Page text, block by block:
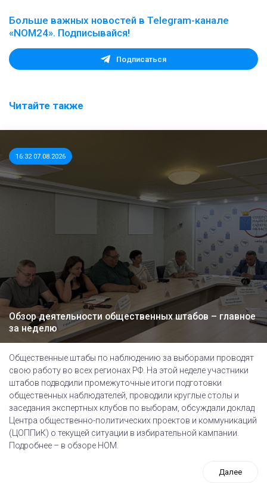
Больше важных новостей в Telegram-канале
«NOM24». Подписывайся!
Подписаться
Читайте также
16:32 07.08.2026
Обзор деятельности общественных штабов – главное
за неделю
Общественные штабы по наблюдению за выборами проводят
свою работу во всех регионах РФ. На этой неделе участники
штабов подводили промежуточные итоги подготовки
общественных наблюдателей, проводили круглые столы и
заседания экспертных клубов по выборам, обсуждали доклад
Центра общественно-политических проектов и коммуникаций
(ЦОППиК) о текущей ситуации в избирательной кампании.
Подробнее – в обзоре НОМ.
Далее